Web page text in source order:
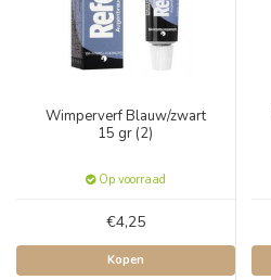
Wimperverf Blauw/zwart
15 gr (2)
Op voorraad
€4,25
Kopen